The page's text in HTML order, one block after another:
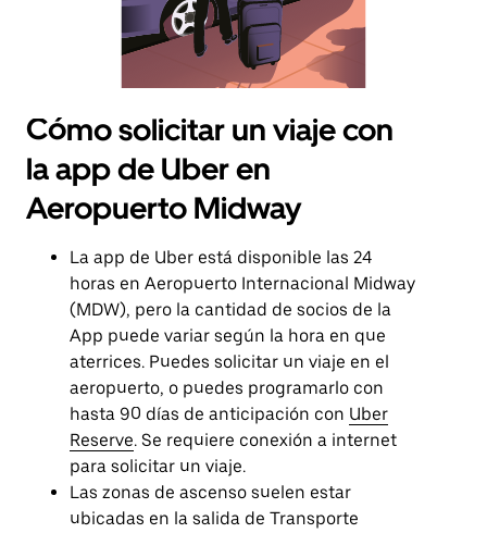
para
cerrar
el
calendario.
Cómo solicitar un viaje con
la app de Uber en
Aeropuerto Midway
La app de Uber está disponible las 24
horas en Aeropuerto Internacional Midway
(MDW), pero la cantidad de socios de la
App puede variar según la hora en que
aterrices. Puedes solicitar un viaje en el
aeropuerto, o puedes programarlo con
hasta 90 días de anticipación con Uber
Reserve. Se requiere conexión a internet
para solicitar un viaje.
Las zonas de ascenso suelen estar
ubicadas en la salida de Transporte